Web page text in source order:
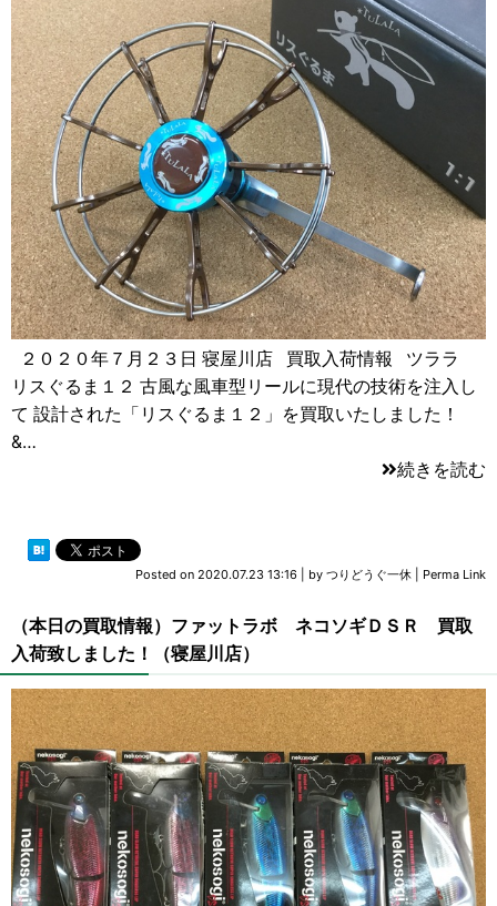
２０２０年７月２３日 寝屋川店 買取入荷情報 ツララ
リスぐるま１２ 古風な風車型リールに現代の技術を注入し
て 設計された「リスぐるま１２」を買取いたしました！
&…
続きを読む
Posted on 2020.07.23 13:16 by つりどうぐ一休 Perma Link
（本日の買取情報）ファットラボ ネコソギＤＳＲ 買取
入荷致しました！（寝屋川店）